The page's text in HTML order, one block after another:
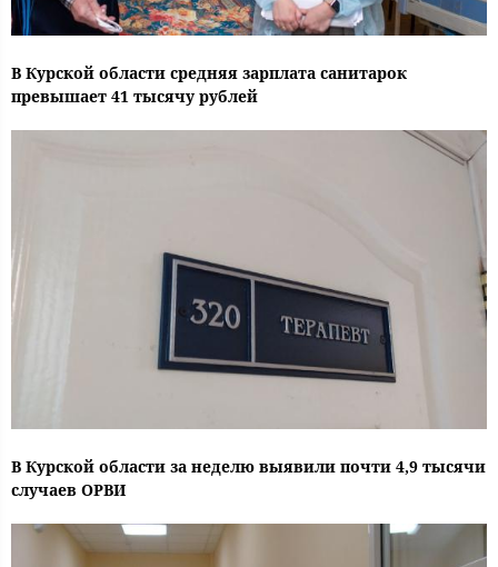
В Курской области средняя зарплата санитарок
превышает 41 тысячу рублей
В Курской области за неделю выявили почти 4,9 тысячи
случаев ОРВИ